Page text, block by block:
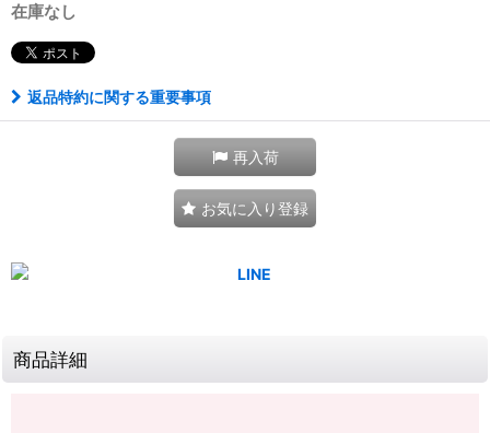
在庫なし
返品特約に関する重要事項
再入荷
お気に入り登録
商品詳細